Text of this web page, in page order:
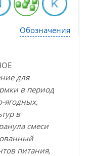
Обозначения
для
в период
ягодных,
в
смеси
питания,